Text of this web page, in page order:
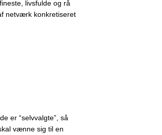
livsfulde og rå
netværk konkretiseret
er “selvvalgte”, så
vænne sig til en